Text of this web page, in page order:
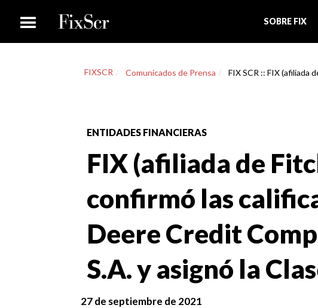
SOBRE FIX
FIXSCR Comunicados de Prensa FIX SCR :: FIX (afiliada
ENTIDADES FINANCIERAS
FIX (afiliada de
confirmó las
Deere Credit
S.A. y asignó la
27 de septiembre de 2021